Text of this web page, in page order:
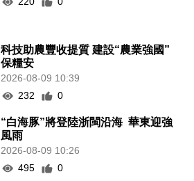
科技助農豐收提質 建設“農業強國”
保糧安
2026-08-09 10:39
232
0
“白海豚”將登陸浙閩沿海 華東迎強
風雨
2026-08-09 10:26
495
0